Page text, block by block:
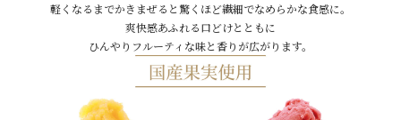
軽くなるまでかきまぜると驚くほど繊細でなめらかな食感に。
爽快感あふれる口どけとともに
ひんやりフルーティな味と香りが広がります。